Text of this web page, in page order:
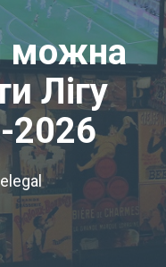
можна
Лігу
2026